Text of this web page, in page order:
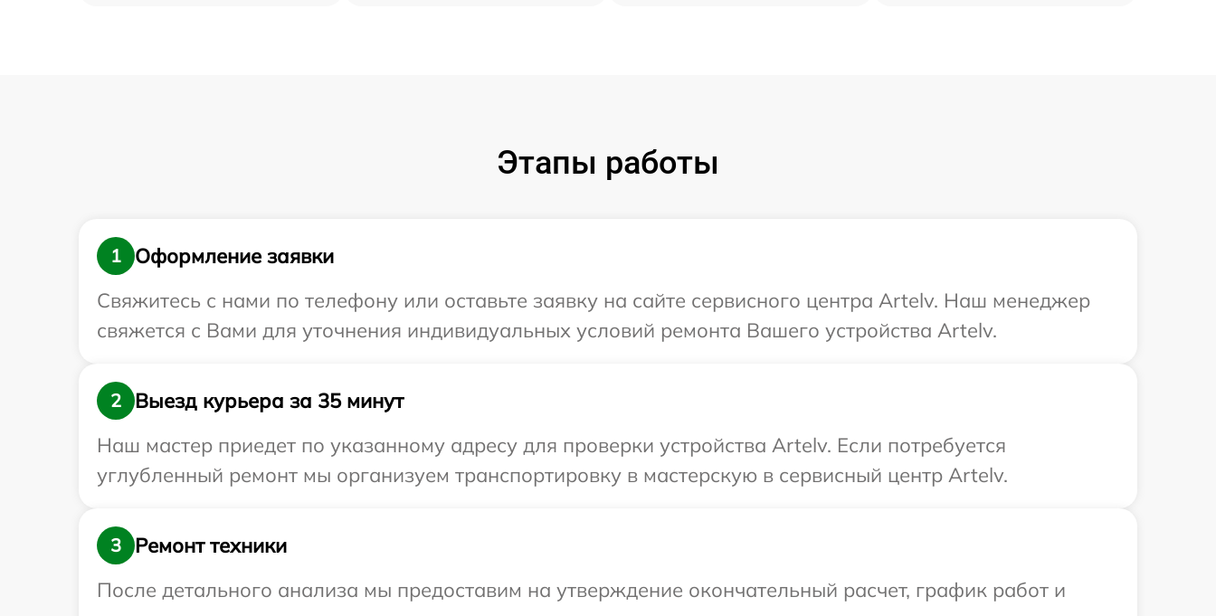
Этапы работы
1
Оформление заявки
Свяжитесь с нами по телефону или оставьте заявку на сайте сервисного центра Artelv. Наш менеджер
свяжется с Вами для уточнения индивидуальных условий ремонта Вашего устройства Artelv.
2
Выезд курьера за 35 минут
Наш мастер приедет по указанному адресу для проверки устройства Artelv. Если потребуется
углубленный ремонт мы организуем транспортировку в мастерскую в сервисный центр Artelv.
3
Ремонт техники
После детального анализа мы предоставим на утверждение окончательный расчет, график работ и